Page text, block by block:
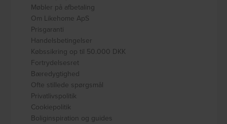
Møbler på afbetaling
Om Likehome ApS
Prisgaranti
Handelsbetingelser
Købssikring op til 50.000 DKK
Fortrydelsesret
Bæredygtighed
Ofte stillede spørgsmål
Privatlivspolitik
Cookiepolitik
Boliginspiration og guides